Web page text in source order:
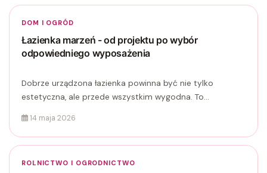
DOM I OGRÓD
Łazienka marzeń - od projektu po wybór
odpowiedniego wyposażenia
Dobrze urządzona łazienka powinna być nie tylko
estetyczna, ale przede wszystkim wygodna. To...
14 maja 2026
ROLNICTWO I OGRODNICTWO